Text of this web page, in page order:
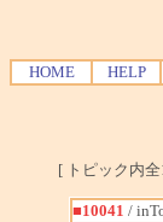
HOME HELP
[ トピック内
■10041 /